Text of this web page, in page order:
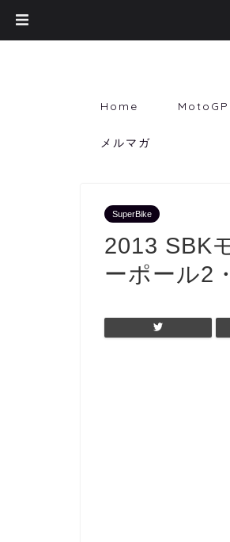
Home MotoGP
メルマガ
SuperBike
2013 SBK
ーポール2